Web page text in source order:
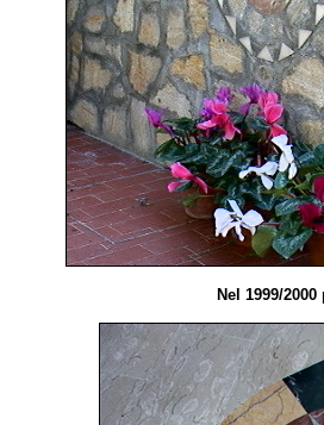
Nel 1999/